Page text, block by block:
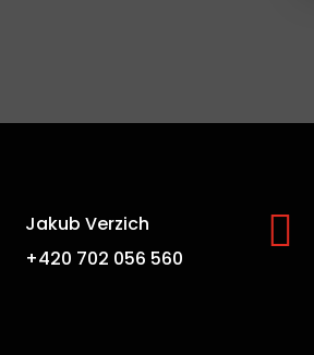
Jakub Verzich
+420 702 056 560
